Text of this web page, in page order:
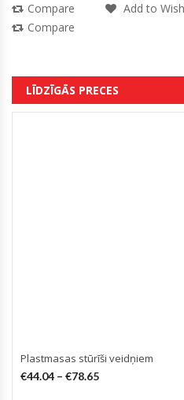
Compare
Add to
Compare
LĪDZĪGĀS PRECES
Plastmasas stūrīši veidņiem
€44.04 – €78.65